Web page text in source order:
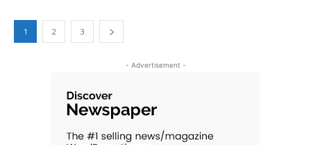
1 2 3
- Advertisement -